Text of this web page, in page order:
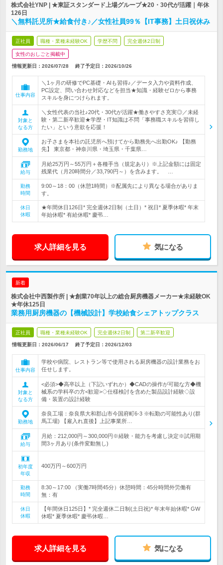
株式会社YNP | ★東証スタンダード上場グループ★20・30代が活躍｜年休
126日
＼無料託児所★給食付き♪／女性社員99％【IT事務】土日祝休み
正社員 職種・業種未経験OK 学歴不問 完全週休2日制
女性のおしごと掲載中
情報更新日：2026/07/28 終了予定日： 2026/10/26
仕事内容
＼1ヶ月の研修でPC基礎・AIも習得♪／データ入力や資料作成、
PC設定、問い合わせ対応などを担当★知識・経験ゼロから事務
スキルを身につけられます。
対象と
なる方
＼女性代表の当社♪20代・30代が活躍★働きやすさ充実◎／未経
験・第二新卒歓迎★学歴・IT知識は不問「事務職スキルを習得し
たい」という意欲を応援！
勤務地
お子さまを本社の託児所へ預けてから勤務先へ出勤OK♪ 【勤務
先】 東京都・神奈川県・埼玉県・千葉県…
給与
月給25万円～55万円＋各種手当（規定あり）※上記金額には固定
残業代（月20時間分／33,790円～）を含みます。 …
勤務
時間
9:00～18：00（休憩1時間）※配属先により異なる場合がありま
す。
休日
休暇
★年間休日126日* 完全週休2日制（土日）* 祝日* 夏季休暇* 年末
年始休暇* 有給休暇* 慶弔…
求人詳細を見る 気になる
新着
株式会社中西製作所 | ★創業70年以上の総合厨房機器メーカー★未経験OK
★年休125日
業務用厨房機器の【機械設計】学校給食シェアトップクラス
正社員 職種・業種未経験OK 完全週休2日制 第二新卒歓迎
情報更新日：2026/06/17 終了予定日： 2026/12/03
仕事内容
学校や病院、レストラン等で使用される厨房機器の設計業務をお
任せします。
対象と
なる方
<必須>◆高卒以上（下記いずれか）◆CADの操作が可能な方◆機
械系の学科卒の方<歓迎>◇仕様検討を含めた製品設計経験◇設
備・装置の設計経験
勤務地
奈良工場：奈良県大和郡山市今国府町6-3 ※転勤の可能性あり(群
馬工場) 【雇入れ直後】上記事業所…
給与
月給：212,000円～300,000円※経験・能力を考慮し決定※試用期
間3ヶ月あり(条件変動無し)
初年度
年収
400万円～600万円
勤務
時間
8:30～17:00 （実働7時間45分）休憩時間：45分時間外労働有
無：有
休日
休暇
【年間休日125日】* 完全週休二日制(土日祝)* 年末年始休暇* GW
休暇* 夏季休暇* 慶弔休暇…
求人詳細を見る 気になる